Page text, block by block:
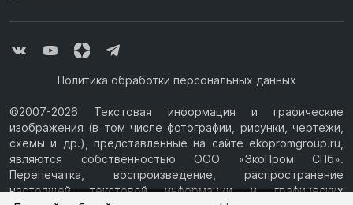
Политика обработки персональных данных
©2007-2026 Текстовая информация и графические
изображения (в том числе фотографии, рисунки, чертежи,
схемы и др.), представленные на сайте ekopromgroup.ru,
являются собственностью ООО «ЭкоПром СПб».
Перепечатка, воспроизведение, распространение
настоящей текстовой информации и графических